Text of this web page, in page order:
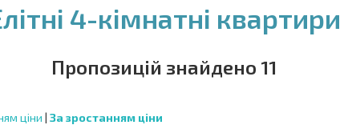
4-кімнатні квартири
Пропозицій знайдено 11
ціни | За зростанням ціни